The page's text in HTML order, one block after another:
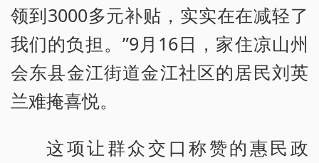
领到3000多元补贴，实实在在减轻了
我们的负担。”9月16日，家住凉山州
会东县金江街道金江社区的居民刘英
兰难掩喜悦。
这项让群众交口称赞的惠民政